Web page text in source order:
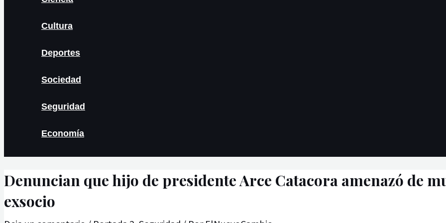
Cultura
Deportes
Sociedad
Seguridad
Economía
Denuncian que hijo de presidente Arce Catacora amenazó de
exsocio